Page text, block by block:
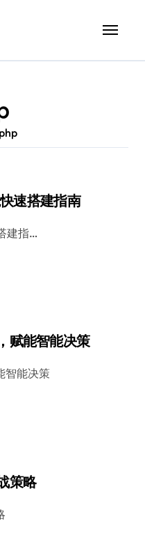
php
速搭建指南
建指…
赋能智能决策
智能决策
策略